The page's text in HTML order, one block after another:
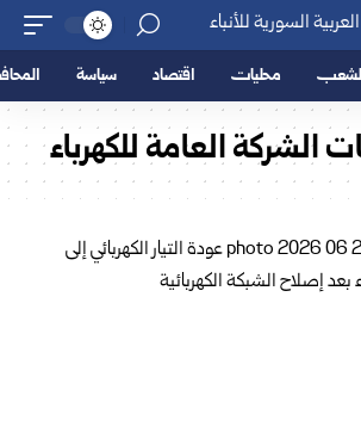
محليات اقتصاد سياسة
الشركة العامة للكهرباء